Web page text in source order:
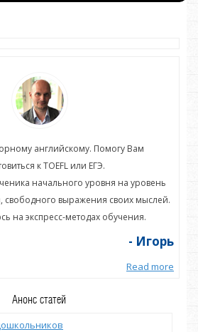
английскому. Помогу Вам
к TOEFL или ЕГЭ.
начального уровня на уровень
выражения своих мыслей.
на экспресс-методах обучения.
- Игорь
Read more
Анонс статей